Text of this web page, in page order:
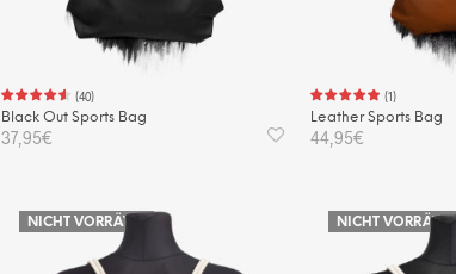
(40)
Black Out Sports Bag
37,95€
(1)
Leather Sports Bag
44,95€
NICHT VORRÄTIG NICHT VORRÄTIG